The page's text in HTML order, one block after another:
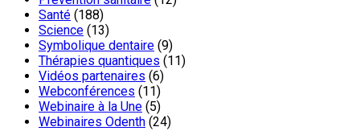
Santé (188)
Science (13)
Symbolique dentaire (9)
Thérapies quantiques (11)
Vidéos partenaires (6)
Webconférences (11)
Webinaire à la Une (5)
Webinaires Odenth (24)